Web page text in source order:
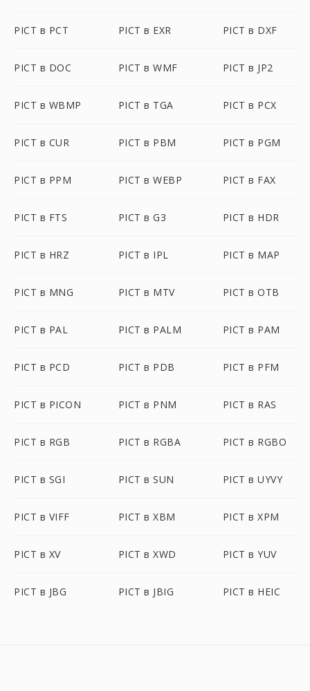
PICT в PCT PICT в EXR PICT в DXF
PICT в DOC PICT в WMF PICT в JP2
PICT в WBMP PICT в TGA PICT в PCX
PICT в CUR PICT в PBM PICT в PGM
PICT в PPM PICT в WEBP PICT в FAX
PICT в FTS PICT в G3 PICT в HDR
PICT в HRZ PICT в IPL PICT в MAP
PICT в MNG PICT в MTV PICT в OTB
PICT в PAL PICT в PALM PICT в PAM
PICT в PCD PICT в PDB PICT в PFM
PICT в PICON PICT в PNM PICT в RAS
PICT в RGB PICT в RGBA PICT в RGBO
PICT в SGI PICT в SUN PICT в UYVY
PICT в VIFF PICT в XBM PICT в XPM
PICT в XV PICT в XWD PICT в YUV
PICT в JBG PICT в JBIG PICT в HEIC